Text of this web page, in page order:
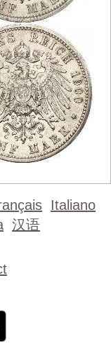
Italiano
汉语